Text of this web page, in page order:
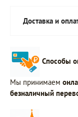
Доставка и
Способы
Мы принимаем
безналичный